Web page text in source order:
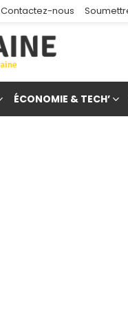
Contactez-nous
ÉCONOMIE & TECH’